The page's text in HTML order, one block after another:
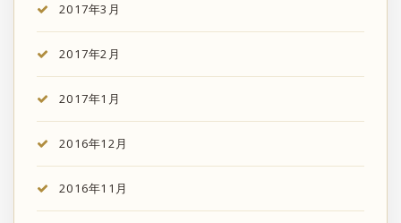
2017年3月
2017年2月
2017年1月
2016年12月
2016年11月